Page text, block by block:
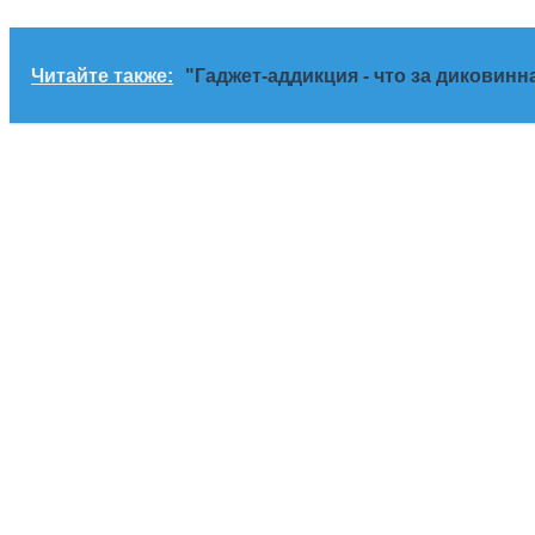
Читайте также: "Гаджет-аддикция - что за